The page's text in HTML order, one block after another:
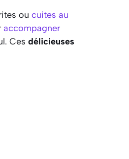
ou cuites au
accompagner
Ces délicieuses